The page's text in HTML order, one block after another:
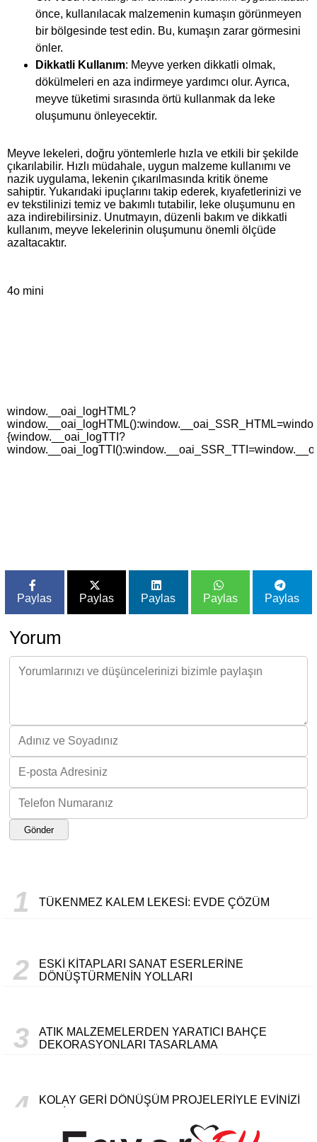
önce, kullanılacak malzemenin kumaşın görünmeyen
bir bölgesinde test edin. Bu, kumaşın zarar görmesini
önler.
Dikkatli Kullanım: Meyve yerken dikkatli olmak,
dökülmeleri en aza indirmeye yardımcı olur. Ayrıca,
meyve tüketimi sırasında örtü kullanmak da leke
oluşumunu önleyecektir.
Meyve lekeleri, doğru yöntemlerle hızla ve etkili bir şekilde
çıkarılabilir. Hızlı müdahale, uygun malzeme kullanımı ve
nazik uygulama, lekenin çıkarılmasında kritik öneme
sahiptir. Yukarıdaki ipuçlarını takip ederek, kıyafetlerinizi ve
ev tekstilinizi temiz ve bakımlı tutabilir, leke oluşumunu en
aza indirebilirsiniz. Unutmayın, düzenli bakım ve dikkatli
kullanım, meyve lekelerinin oluşumunu önemli ölçüde
azaltacaktır.
4o mini
window.__oai_logHTML?
{window.__oai_logTTI?
Paylas Paylas Paylas Paylas Paylas
Yorum
Gönder
1 TÜKENMEZ KALEM LEKESI: EVDE ÇÖZÜM
2
ESKI KITAPLARI SANAT ESERLERINE
DÖNÜŞTÜRMENIN YOLLARI
3
ATIK MALZEMELERDEN YARATICI BAHÇE
DEKORASYONLARI TASARLAMA
4
KOLAY GERI DÖNÜŞÜM PROJELERIYLE EVINIZI